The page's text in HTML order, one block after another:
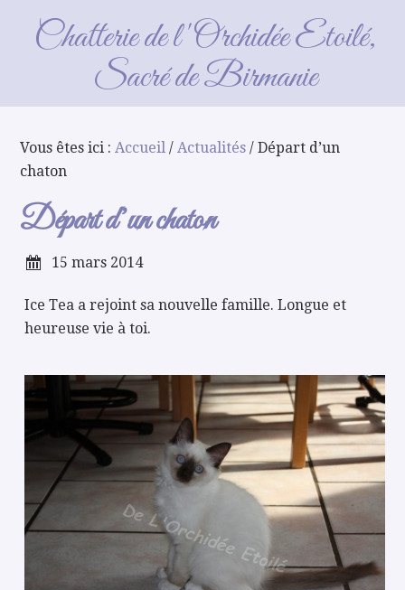
Chatterie de l'Orchidée Etoilé,
Sacré de Birmanie
Départ d’un chaton
Vous êtes ici :Accueil /Actualités / Départ d’un
chaton
Départ d’un chaton
15 mars 2014
Ice Tea a rejoint sa nouvelle famille. Longue et
heureuse vie à toi.